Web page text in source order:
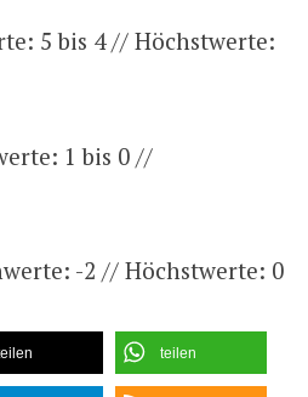
5 bis 4 // Höchstwerte:
1 bis 0 //
-2 // Höchstwerte: 0
teilen